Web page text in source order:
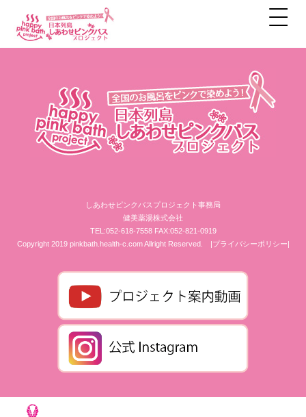
しあわせピンクバスプロジェクト事務局
健美薬湯株式会社
TEL:052-618-7558 FAX:052-821-0919
Copyright 2019 pinkbath.health-c.com Allright Reserved.
|プライバシーポリシー|